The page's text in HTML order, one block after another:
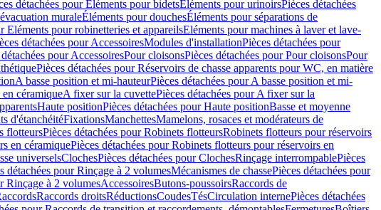
détachées pour Eléments pour bidetsEléments pour urinoirsPièces détachées
muraleÉléments pour douchesÉléments pour séparations de
Eléments pour robinetteries et appareilsEléments pour machines à laver et lave-
détachées pour AccessoiresModules d'installationPièces détachées pour
pour AccessoiresPour cloisonsPièces détachées pour Pour cloisonsPour
Pièces détachées pour Réservoirs de chasse apparents pour WC, en matière
A basse position et mi-hauteurPièces détachées pour A basse position et mi-
céramiqueA fixer sur la cuvettePièces détachées pour A fixer sur la
Haute positionPièces détachées pour Haute positionBasse et moyenne
d'étanchéitéFixationsManchettesMamelons, rosaces et modérateurs de
flotteursPièces détachées pour Robinets flotteursRobinets flotteurs pour réservoirs
en céramiquePièces détachées pour Robinets flotteurs pour réservoirs en
universelsClochesPièces détachées pour ClochesRinçage interrompablePièces
détachées pour Rinçage à 2 volumesMécanismes de chassePièces détachées pour
Rinçage à 2 volumesAccessoiresButons-poussoirsRaccords de
Raccords droitsRéductionsCoudesTésCirculation internePièces détachées